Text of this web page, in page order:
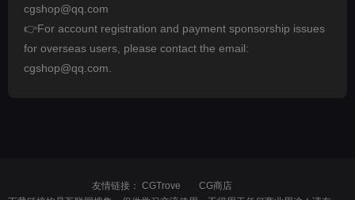
cgshop@qq.com
👉For account registration and payment sponsorship issues
for overseas users, please contact the email:
cgshop@qq.com.
友情链接： CGTrove
CG商店